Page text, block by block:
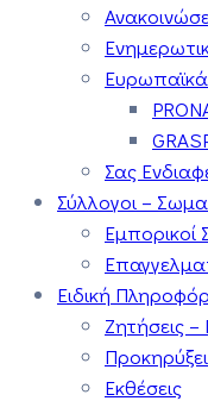
Σας
Σύλλογοι –
Εμπορικοί
Ειδική
Ζητήσεις
Εκθέσεις